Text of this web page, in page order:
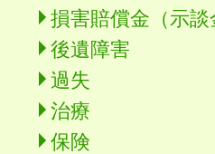
損害賠償金（示談
後遺障害
過失
治療
保険